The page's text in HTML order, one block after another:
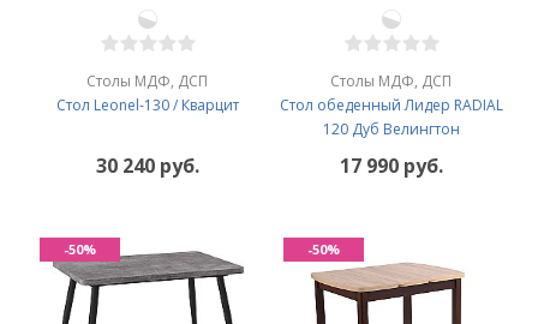
Столы МДФ, ДСП
Стол Leonel-130 / Кварцит
30 240 руб.
Столы МДФ, ДСП
Стол обеденный Лидер RADIAL
120 Дуб Велингтон
17 990 руб.
-50% -50%